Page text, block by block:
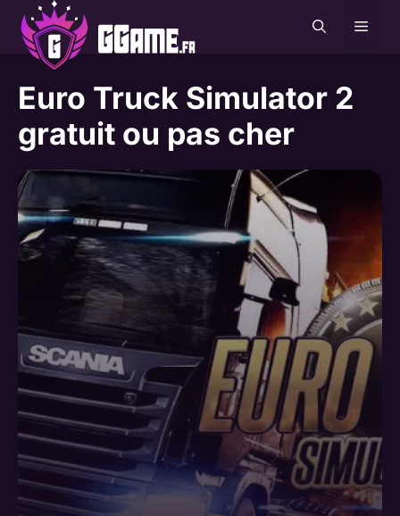
Aller
contenu
Euro Truck Simulator 2
gratuit ou pas cher